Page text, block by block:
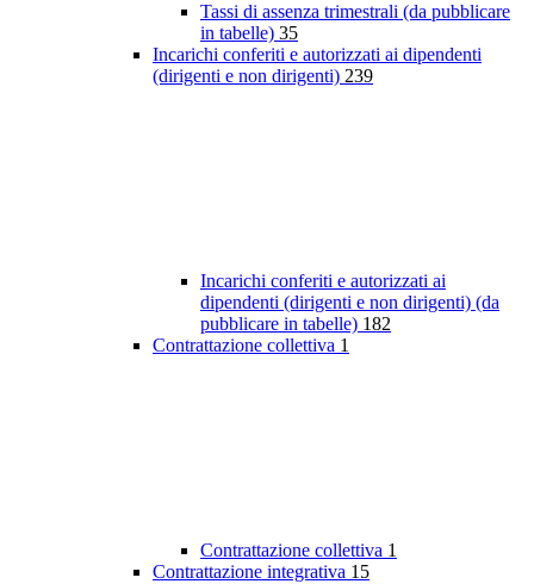
Tassi di assenza trimestrali (da pubblicare
in tabelle) 35
Incarichi conferiti e autorizzati ai dipendenti
(dirigenti e non dirigenti) 239
Incarichi conferiti e autorizzati ai
dipendenti (dirigenti e non dirigenti) (da
pubblicare in tabelle) 182
Contrattazione collettiva 1
Contrattazione collettiva 1
Contrattazione integrativa 15